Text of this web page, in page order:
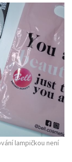
lampičkou není